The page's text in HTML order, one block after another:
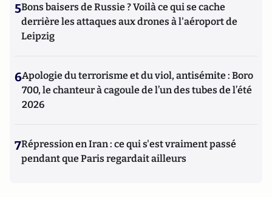
5Bons baisers de Russie ? Voilà ce qui se cache
derrière les attaques aux drones à l'aéroport de
Leipzig
6Apologie du terrorisme et du viol, antisémite : Boro
700, le chanteur à cagoule de l’un des tubes de l’été
2026
7Répression en Iran : ce qui s'est vraiment passé
pendant que Paris regardait ailleurs